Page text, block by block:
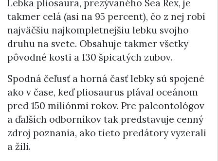
Lebka pliosaura, prezývaného Sea Rex, je
takmer celá (asi na 95 percent), čo z nej robí
najväčšiu najkompletnejšiu lebku svojho
druhu na svete. Obsahuje takmer všetky
pôvodné kosti a 130 špicatých zubov.
Spodná čeľusť a horná časť lebky sú spojené
ako v čase, keď pliosaurus plával oceánom
pred 150 miliónmi rokov. Pre paleontológov
a ďalších odborníkov tak predstavuje cenný
zdroj poznania, ako tieto predátory vyzerali
a žili.